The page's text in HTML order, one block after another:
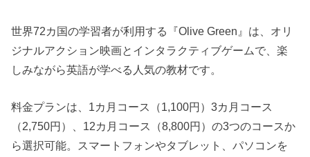
世界72カ国の学習者が利用する『Olive Green』は、オリ
ジナルアクション映画とインタラクティブゲームで、楽
しみながら英語が学べる人気の教材です。
料金プランは、1カ月コース（1,100円）3カ月コース
（2,750円）、12カ月コース（8,800円）の3つのコースか
ら選択可能。スマートフォンやタブレット、パソコンを